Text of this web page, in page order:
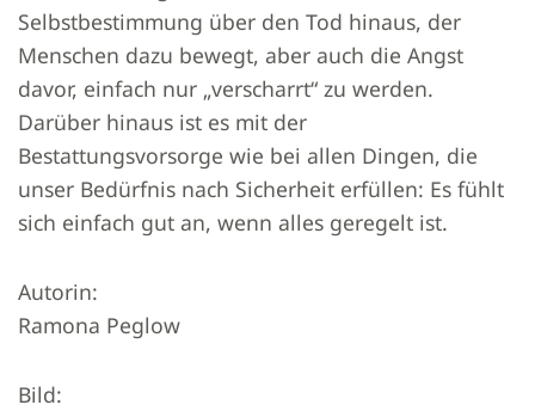
Selbstbestimmung über den Tod hinaus, der
Menschen dazu bewegt, aber auch die Angst
davor, einfach nur „verscharrt“ zu werden.
Darüber hinaus ist es mit der
Bestattungsvorsorge wie bei allen Dingen, die
unser Bedürfnis nach Sicherheit erfüllen: Es fühlt
sich einfach gut an, wenn alles geregelt ist.
Autorin:
Ramona Peglow
Bild: